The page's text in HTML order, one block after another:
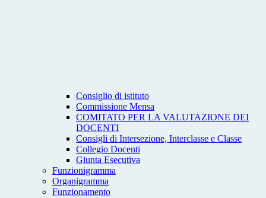
Consiglio di istituto
Commissione Mensa
COMITATO PER LA VALUTAZIONE DEI
DOCENTI
Consigli di Intersezione, Interclasse e Classe
Collegio Docenti
Giunta Esecutiva
Funzionigramma
Organigramma
Funzionamento